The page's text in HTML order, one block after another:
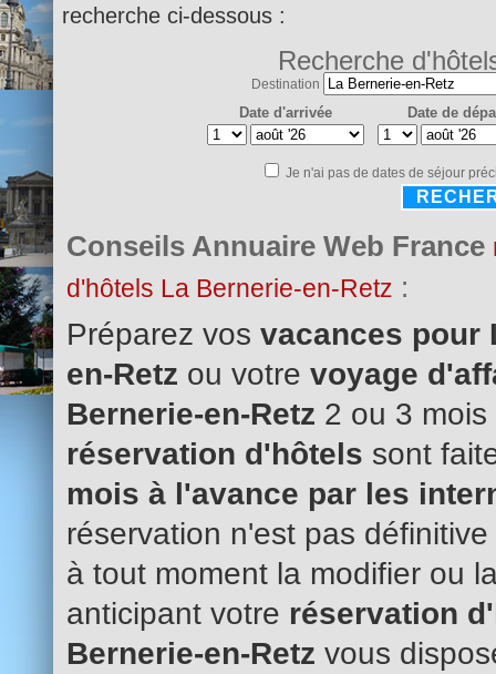
recherche ci-dessous :
Recherche
Destination
Date d'arrivée Date de
Je n'ai pas de dates de séjour
Conseils Annuaire Web France
d'hôtels La Bernerie-en-Retz :
Préparez vos vacances pour
en-Retz ou votre voyage
Bernerie-en-Retz 2 ou 3
réservation d'hôtels sont
mois à l'avance par les
réservation n'est pas
à tout moment la modifier ou
anticipant votre réservation
Bernerie-en-Retz vous